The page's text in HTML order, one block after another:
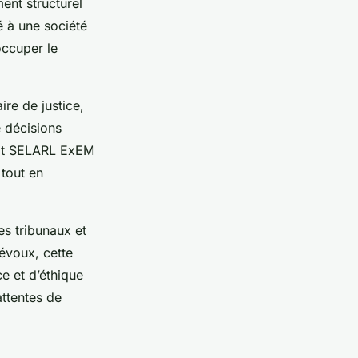
structurel
à une société
le
de justice,
décisions
ExEM
en
tribunaux et
cette
et d’éthique
de